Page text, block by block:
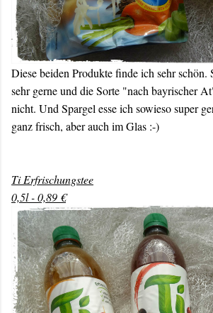
Diese beiden Produkte finde ich sehr schön.
sehr gerne und die Sorte "nach bayrischer
nicht. Und Spargel esse ich sowieso super
ganz frisch, aber auch im Glas :-)
Ti Erfrischungstee
0,5l - 0,89 €